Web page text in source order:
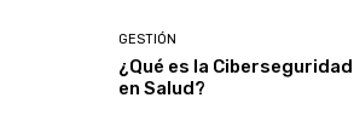
GESTIÓN
¿Qué es la Ciberseguridad
en Salud?